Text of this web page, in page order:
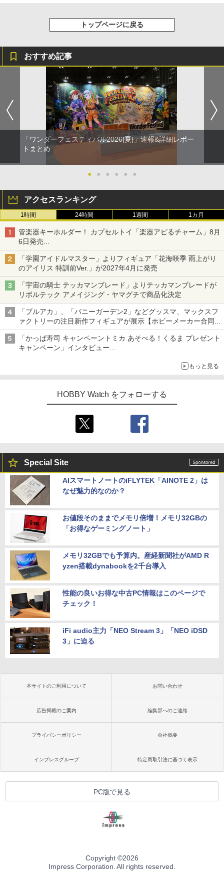
トップページに戻る
おすすめ記事
「ワンダーフェスティバル2026[夏]」速報&詳細レポー
トまとめ
● ● ● ● ● ●
アクセスランキング
1時間 24時間 1週間 1カ月
管楽器キーホルダー！ カプセルトイ「楽器アピるチャーム」8月
6日発売
チューバ、テナサクなど5種各3色
「学園アイドルマスター」よりフィギュア「花海咲季 雨上がり
のアイリス 特訓前Ver.」が2027年4月に発売
「宇宙の騎士 テッカマンブレード」よりテッカマンブレードが
リボルテック アメイジング・ヤマグチで商品化決定
「ブルアカ」、「バニーガーデン2」などグッスマ、マックスフ
ァクトリーの注目新作フィギュアが展示【ホビーメーカー合同展
示会】
「かっぱ寿司 キャンペーントミカ あそべる！くるま プレゼント
キャンペーン」インタビュー
もっと見る
HOBBY Watch をフォローする
Special Site
AIスマートノートのiFLYTEK「AINOTE 2」は
なぜ魅力的なのか？
お値段そのままでメモリ倍増！メモリ32GBの
「お得なゲーミングノート」
メモリ32GBでも予算内。産経新聞社がAMD R
yzen搭載dynabookを2千台導入
性能の良いお得な中古PC情報はこのページで
チェック！
iFi audio主力「NEO Stream 3」「NEO iDSD
3」に迫る
本サイトのご利用について お問い合わせ
広告掲載のご案内 編集部へのご連絡
プライバシーポリシー 会社概要
インプレスグループ 特定商取引法に基づく表示
PC版で見る
Copyright ©2026
Impress Corporation. All rights reserved.